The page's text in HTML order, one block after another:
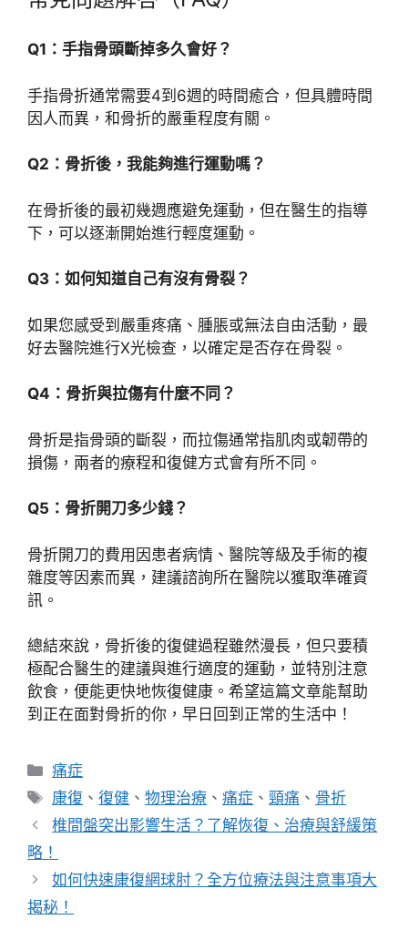
Q1：手指骨頭斷掉多久會好？
手指骨折通常需要4到6週的時間癒合，但具體時間
因人而異，和骨折的嚴重程度有關。
Q2：骨折後，我能夠進行運動嗎？
在骨折後的最初幾週應避免運動，但在醫生的指導
下，可以逐漸開始進行輕度運動。
Q3：如何知道自己有沒有骨裂？
如果您感受到嚴重疼痛、腫脹或無法自由活動，最
好去醫院進行X光檢查，以確定是否存在骨裂。
Q4：骨折與拉傷有什麼不同？
骨折是指骨頭的斷裂，而拉傷通常指肌肉或韌帶的
損傷，兩者的療程和復健方式會有所不同。
Q5：骨折開刀多少錢？
骨折開刀的費用因患者病情、醫院等級及手術的複
雜度等因素而異，建議諮詢所在醫院以獲取準確資
訊。
總結來說，骨折後的復健過程雖然漫長，但只要積
極配合醫生的建議與進行適度的運動，並特別注意
飲食，便能更快地恢復健康。希望這篇文章能幫助
到正在面對骨折的你，早日回到正常的生活中！
分
類
痛症
標
籤
康復 、復健 、物理治療 、痛症 、頸痛 、 骨折
椎間盤突出影響生活？了解恢復、治療與舒緩策
略！
如何快速康復網球肘？全方位療法與注意事項大
揭秘！